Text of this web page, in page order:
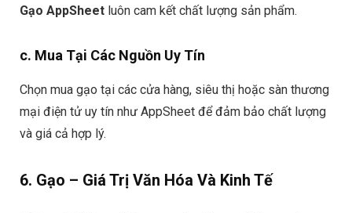
Gạo AppSheet luôn cam kết chất lượng sản phẩm.
c. Mua Tại Các Nguồn Uy Tín
Chọn mua gạo tại các cửa hàng, siêu thị hoặc sàn thương
mại điện tử uy tín như AppSheet để đảm bảo chất lượng
và giá cả hợp lý.
6. Gạo – Giá Trị Văn Hóa Và Kinh Tế